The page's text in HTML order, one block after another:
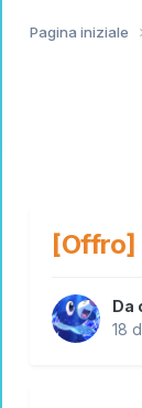
Pagina iniziale
[Offro]
Da
18